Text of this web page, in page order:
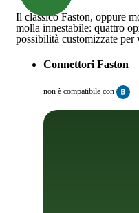
Il classico Faston, oppure
molla innestabile: quattro
possibilità customizzate per
Connettori Faston
non è compatibile con